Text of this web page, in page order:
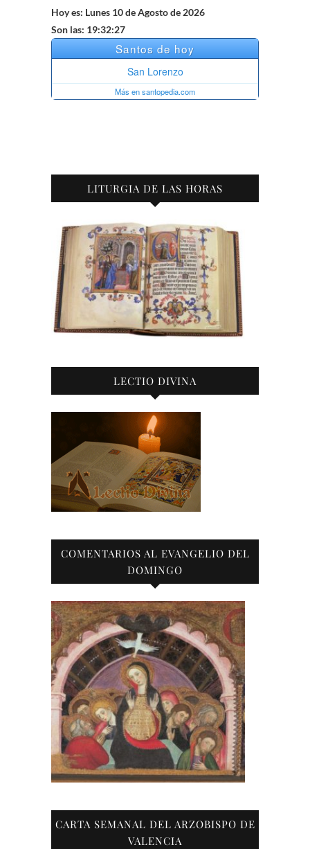
Hoy es: Lunes 10 de Agosto de 2026
Son las: 19:32:28
LITURGIA DE LAS HORAS
LECTIO DIVINA
COMENTARIOS AL EVANGELIO DEL
DOMINGO
CARTA SEMANAL DEL ARZOBISPO DE
VALENCIA